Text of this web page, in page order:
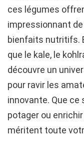
ces légumes
impressionnant
bienfaits nutritifs.
que le kale, le
découvre un
pour ravir les
innovante. Que
potager ou
méritent toute